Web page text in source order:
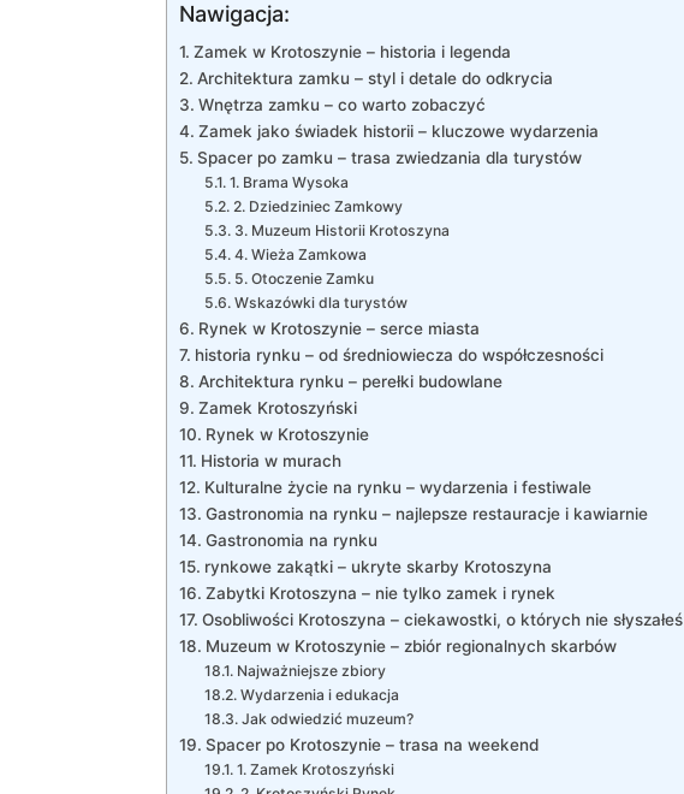
Nawigacja:
Zamek w Krotoszynie – historia i legenda
Architektura zamku – styl i detale do odkrycia
Wnętrza zamku – co warto zobaczyć
Zamek jako świadek historii – kluczowe wydarzenia
Spacer po zamku – trasa zwiedzania dla turystów
1. Brama Wysoka
2. Dziedziniec Zamkowy
3. Muzeum Historii Krotoszyna
4. Wieża Zamkowa
5. Otoczenie Zamku
Wskazówki dla turystów
Rynek w Krotoszynie – serce miasta
historia rynku – od średniowiecza do współczesności
Architektura rynku – perełki budowlane
Zamek Krotoszyński
Rynek w Krotoszynie
Historia w murach
Kulturalne życie na rynku – wydarzenia i festiwale
Gastronomia na rynku – najlepsze restauracje i kawiarnie
Gastronomia na rynku
rynkowe zakątki – ukryte skarby Krotoszyna
Zabytki Krotoszyna – nie tylko zamek i rynek
Osobliwości Krotoszyna – ciekawostki, o których nie słyszałeś
Muzeum w Krotoszynie – zbiór regionalnych skarbów
Najważniejsze zbiory
Wydarzenia i edukacja
Jak odwiedzić muzeum?
Spacer po Krotoszynie – trasa na weekend
1. Zamek Krotoszyński